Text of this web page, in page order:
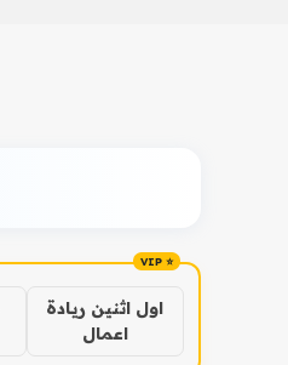
اول اثنين ريادة
اعمال